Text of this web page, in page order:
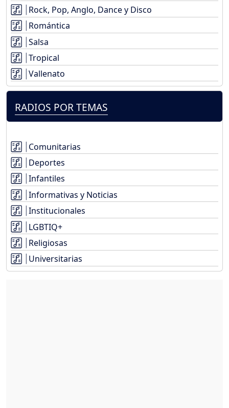
Rock, Pop, Anglo, Dance y Disco
Romántica
Salsa
Tropical
Vallenato
RADIOS POR TEMAS
Comunitarias
Deportes
Infantiles
Informativas y Noticias
Institucionales
LGBTIQ+
Religiosas
Universitarias